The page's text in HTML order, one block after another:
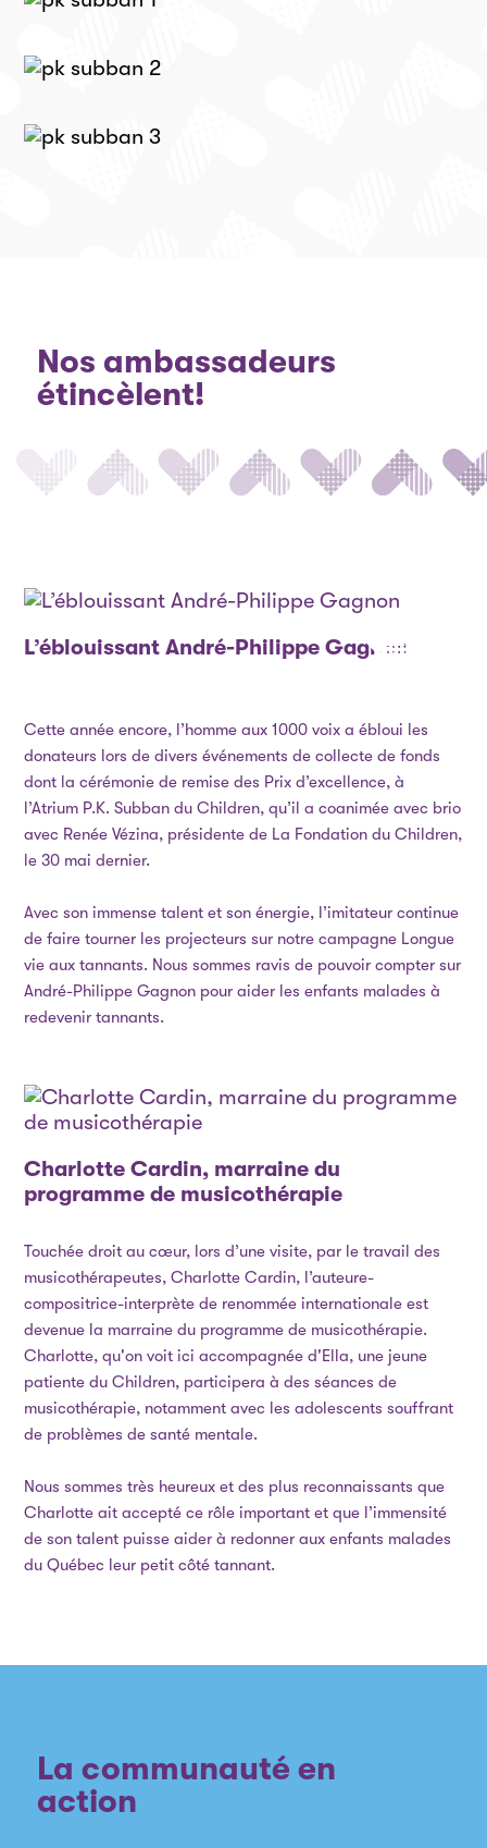
Nos ambassadeurs
étincèlent!
L’éblouissant André-Philippe Gagnon
Cette année encore, l’homme aux 1000 voix a ébloui les
donateurs lors de divers événements de collecte de fonds
dont la cérémonie de remise des Prix d’excellence, à
l’Atrium P.K. Subban du Children, qu’il a coanimée avec brio
avec Renée Vézina, présidente de La Fondation du Children,
le 30 mai dernier.
Avec son immense talent et son énergie, l’imitateur continue
de faire tourner les projecteurs sur notre campagne Longue
vie aux tannants. Nous sommes ravis de pouvoir compter sur
André-Philippe Gagnon pour aider les enfants malades à
redevenir tannants.
Charlotte Cardin, marraine du
programme de musicothérapie
Touchée droit au cœur, lors d’une visite, par le travail des
musicothérapeutes, Charlotte Cardin, l’auteure-
compositrice-interprète de renommée internationale est
devenue la marraine du programme de musicothérapie.
Charlotte, qu'on voit ici accompagnée d'Ella, une jeune
patiente du Children, participera à des séances de
musicothérapie, notamment avec les adolescents souffrant
de problèmes de santé mentale.
Nous sommes très heureux et des plus reconnaissants que
Charlotte ait accepté ce rôle important et que l’immensité
de son talent puisse aider à redonner aux enfants malades
du Québec leur petit côté tannant.
La communauté en
action